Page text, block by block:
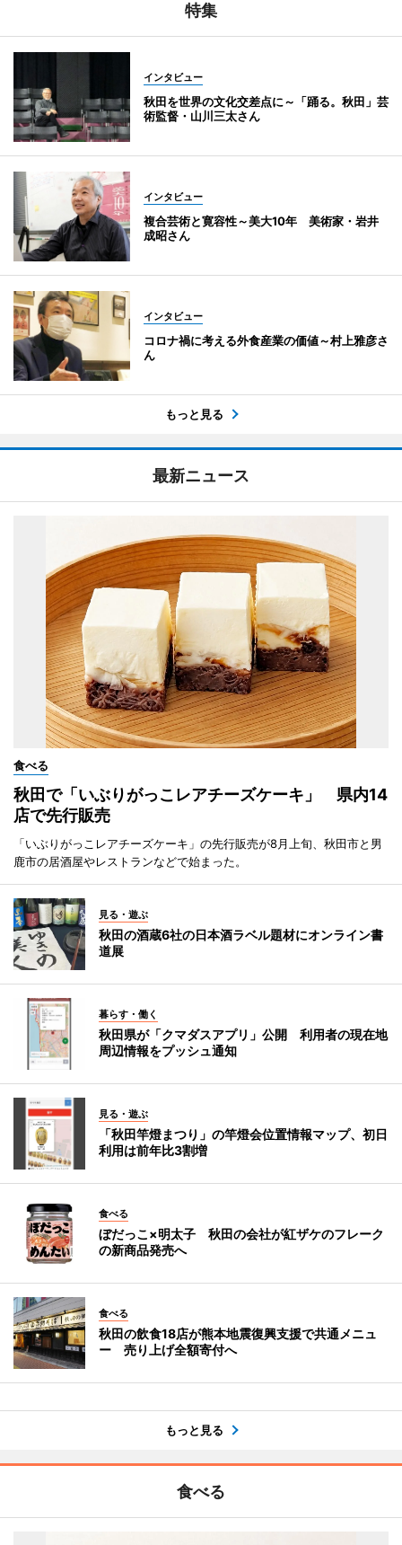
特集
インタビュー
秋田を世界の文化交差点に～「踊る。秋田」芸
術監督・山川三太さん
インタビュー
複合芸術と寛容性～美大10年 美術家・岩井
成昭さん
インタビュー
コロナ禍に考える外食産業の価値～村上雅彦さ
ん
もっと見る
最新ニュース
食べる
秋田で「いぶりがっこレアチーズケーキ」 県内14
店で先行販売
「いぶりがっこレアチーズケーキ」の先行販売が8月上旬、秋田市と男
鹿市の居酒屋やレストランなどで始まった。
見る・遊ぶ
秋田の酒蔵6社の日本酒ラベル題材にオンライン書
道展
暮らす・働く
秋田県が「クマダスアプリ」公開 利用者の現在地
周辺情報をプッシュ通知
見る・遊ぶ
「秋田竿燈まつり」の竿燈会位置情報マップ、初日
利用は前年比3割増
食べる
ぼだっこ×明太子 秋田の会社が紅ザケのフレーク
の新商品発売へ
食べる
秋田の飲食18店が熊本地震復興支援で共通メニュ
ー 売り上げ全額寄付へ
もっと見る
食べる